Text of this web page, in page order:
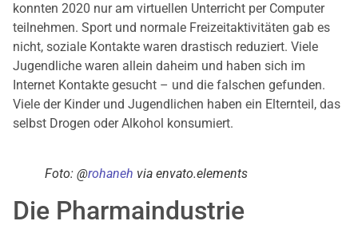
konnten 2020 nur am virtuellen Unterricht per Computer
teilnehmen. Sport und normale Freizeitaktivitäten gab es
nicht, soziale Kontakte waren drastisch reduziert. Viele
Jugendliche waren allein daheim und haben sich im
Internet Kontakte gesucht – und die falschen gefunden.
Viele der Kinder und Jugendlichen haben ein Elternteil, das
selbst Drogen oder Alkohol konsumiert.
Foto: @rohaneh via envato.elements
Die Pharmaindustrie